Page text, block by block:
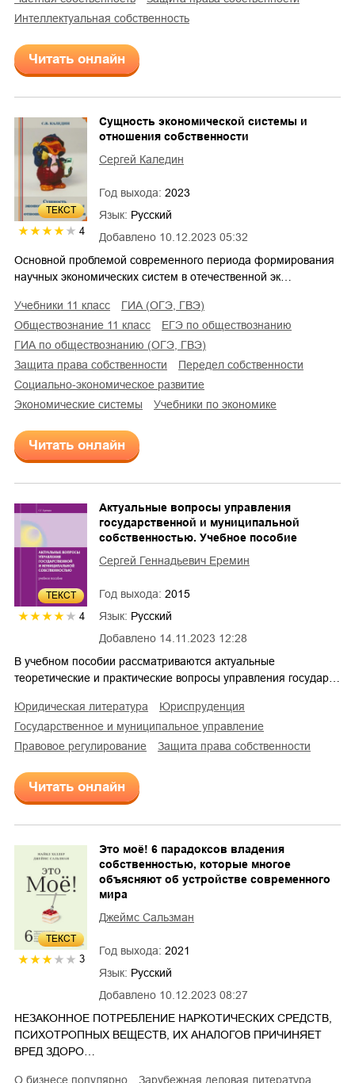
интеллектуальная собственность
Читать онлайн
ТЕКСТ
4 Добавлено 10.12.2023 05:32
Сущность экономической системы и
отношения собственности
Сергей Каледин
Год выхода: 2023
Язык: Русский
Основной проблемой современного периода формирования
научных экономических систем в отечественной эк…
учебники 11 класс
ГИА (ОГЭ, ГВЭ)
обществознание 11 класс
ЕГЭ по обществознанию
ГИА по обществознанию (ОГЭ, ГВЭ)
защита права собственности
передел собственности
социально-экономическое развитие
экономические системы
учебники по экономике
Читать онлайн
ТЕКСТ
4
Добавлено 14.11.2023 12:28
Актуальные вопросы управления
государственной и муниципальной
собственностью. Учебное пособие
Сергей Геннадьевич Еремин
Год выхода: 2015
Язык: Русский
В учебном пособии рассматриваются актуальные
теоретические и практические вопросы управления государ…
юридическая литература
юриспруденция
государственное и муниципальное управление
правовое регулирование
защита права собственности
Читать онлайн
ТЕКСТ
3
Добавлено 10.12.2023 08:27
Это моё! 6 парадоксов владения
собственностью, которые многое
объясняют об устройстве современного
мира
Джеймс Сальзман
Год выхода: 2021
Язык: Русский
НЕЗАКОННОЕ ПОТРЕБЛЕНИЕ НАРКОТИЧЕСКИХ СРЕДСТВ,
ПСИХОТРОПНЫХ ВЕЩЕСТВ, ИХ АНАЛОГОВ ПРИЧИНЯЕТ
ВРЕД ЗДОРО…
о бизнесе популярно зарубежная деловая литература